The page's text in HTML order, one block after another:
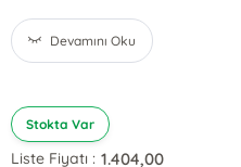
Devamını Oku
Stokta Var
Liste Fiyatı : 1.404,00